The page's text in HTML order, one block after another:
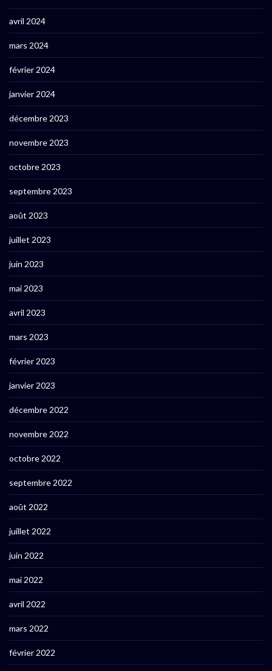
avril 2024
mars 2024
février 2024
janvier 2024
décembre 2023
novembre 2023
octobre 2023
septembre 2023
août 2023
juillet 2023
juin 2023
mai 2023
avril 2023
mars 2023
février 2023
janvier 2023
décembre 2022
novembre 2022
octobre 2022
septembre 2022
août 2022
juillet 2022
juin 2022
mai 2022
avril 2022
mars 2022
février 2022